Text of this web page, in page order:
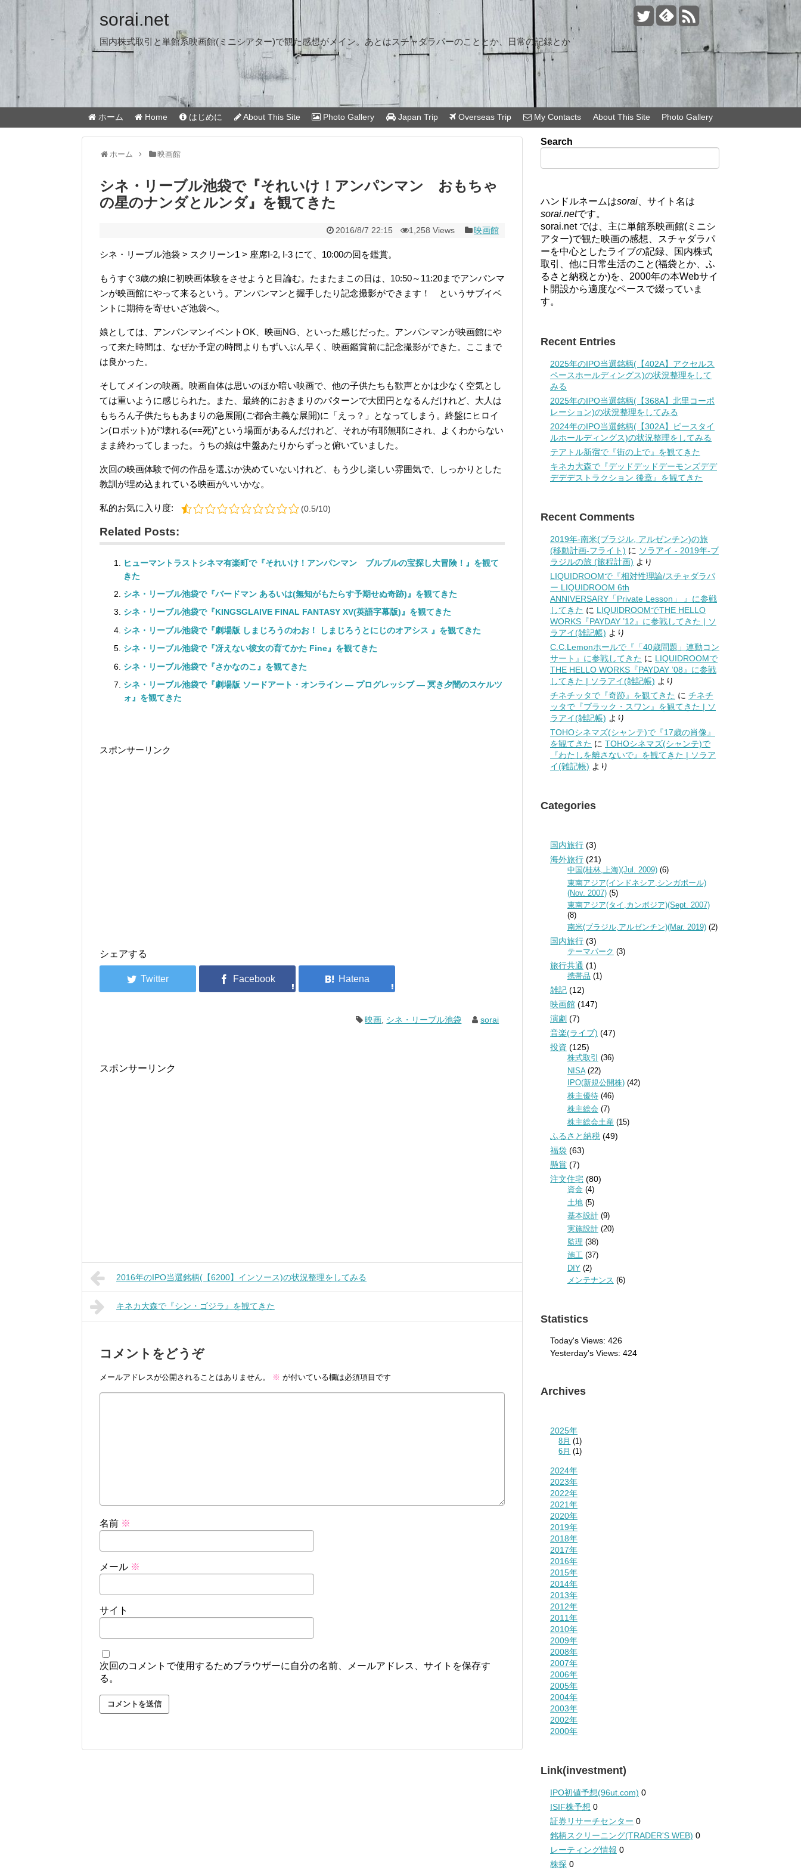
sorai.net
国内株式取引と単館系映画館(ミニシアター)で観た感想がメイン。あとはスチャダラパーのこととか、日常の記録とか
ホーム Home はじめに About This Site Photo Gallery Japan Trip Overseas Trip My Contacts About This Site Photo Gallery
ホーム 映画館
シネ・リーブル池袋で『それいけ！アンパンマン おもちゃ
の星のナンダとルンダ』を観てきた
2016/8/7 22:15 1,258 Views 映画館
シネ・リーブル池袋 > スクリーン1 > 座席I-2, I-3 にて、10:00の回を鑑賞。
もうすぐ3歳の娘に初映画体験をさせようと目論む。たまたまこの日は、10:50～11:20までアンパンマ
ンが映画館にやって来るという。アンパンマンと握手したり記念撮影ができます！ というサブイベ
ントに期待を寄せいざ池袋へ。
娘としては、アンパンマンイベントOK、映画NG、といった感じだった。アンパンマンが映画館にや
って来た時間は、なぜか予定の時間よりもずいぶん早く、映画鑑賞前に記念撮影ができた。ここまで
は良かった。
そしてメインの映画。映画自体は思いのほか暗い映画で、他の子供たちも歓声とかは少なく空気とし
ては重いように感じられた。また、最終的におきまりのパターンで大団円となるんだけれど、大人は
もちろん子供たちもあまりの急展開(ご都合主義な展開)に「えっ？」となってしまう。終盤にヒロイ
ン(ロボット)が”壊れる(==死)”という場面があるんだけれど、それが有耶無耶にされ、よくわからない
まま終わってしまった。うちの娘は中盤あたりからずっと俯いていました。
次回の映画体験で何の作品を選ぶか決めていないけれど、もう少し楽しい雰囲気で、しっかりとした
教訓が埋め込まれている映画がいいかな。
私的お気に入り度: (0.5/10)
Related Posts:
ヒューマントラストシネマ有楽町で『それいけ！アンパンマン ブルブルの宝探し大冒険！』を観て
きた
シネ・リーブル池袋で『バードマン あるいは(無知がもたらす予期せぬ奇跡)』を観てきた
シネ・リーブル池袋で『KINGSGLAIVE FINAL FANTASY XV(英語字幕版)』を観てきた
シネ・リーブル池袋で『劇場版 しまじろうのわお！ しまじろうとにじのオアシス 』を観てきた
シネ・リーブル池袋で『冴えない彼女の育てかた Fine』を観てきた
シネ・リーブル池袋で『さかなのこ』を観てきた
シネ・リーブル池袋で『劇場版 ソードアート・オンライン ― プログレッシブ ― 冥き夕闇のスケルツ
ォ』を観てきた
スポンサーリンク
シェアする
映画 シネ・リーブル池袋 sorai
スポンサーリンク
2016年のIPO当選銘柄(【6200】インソース)の状況整理をしてみる
キネカ大森で『シン・ゴジラ』を観てきた
コメントをどうぞ
メールアドレスが公開されることはありません。 ※ が付いている欄は必須項目です
名前 ※
メール ※
サイト
次回のコメントで使用するためブラウザーに自分の名前、メールアドレス、サイトを保存す
る。
Search
ハンドルネームはsorai 、サイト名は
sorai.netです。
sorai.net では、主に単館系映画館(ミニシ
アター)で観た映画の感想、スチャダラパ
ーを中心としたライブの記録、国内株式
取引、他に日常生活のこと(福袋とか、ふ
るさと納税とか)を、2000年の本Webサイ
ト開設から適度なペースで綴っていま
す。
Recent Entries
2025年のIPO当選銘柄(【402A】アクセルス
ペースホールディングス)の状況整理をして
みる
2025年のIPO当選銘柄(【368A】北里コーポ
レーション)の状況整理をしてみる
2024年のIPO当選銘柄(【302A】ビースタイ
ルホールディングス)の状況整理をしてみる
テアトル新宿で『街の上で』を観てきた
キネカ大森で『デッドデッドデーモンズデデ
デデデストラクション 後章』を観てきた
Recent Comments
2019年-南米(ブラジル, アルゼンチン)の旅
(移動計画-フライト) に ソラアイ - 2019年-ブ
ラジルの旅 (旅程計画) より
LIQUIDROOMで『相対性理論/スチャダラパ
ー LIQUIDROOM 6th
ANNIVERSARY「Private Lesson」 』に参戦
してきた に LIQUIDROOMでTHE HELLO
WORKS『PAYDAY ’12』に参戦してきた | ソ
ラアイ(雑記帳) より
C.C.Lemonホールで『「40歳問題」連動コン
サート』に参戦してきた に LIQUIDROOMで
THE HELLO WORKS『PAYDAY ’08』に参戦
してきた | ソラアイ(雑記帳) より
チネチッタで『奇跡』を観てきた に チネチ
ッタで『ブラック・スワン』を観てきた | ソ
ラアイ(雑記帳) より
TOHOシネマズ(シャンテ)で『17歳の肖像』
を観てきた に TOHOシネマズ(シャンテ)で
『わたしを離さないで』を観てきた | ソラア
イ(雑記帳) より
Categories
国内旅行 (3)
海外旅行 (21)
中国(桂林,上海)(Jul. 2009)(6)
東南アジア(インドネシア,シンガポール)
(Nov. 2007)(5)
東南アジア(タイ,カンボジア)(Sept. 2007)
(8)
南米(ブラジル,アルゼンチン)(Mar. 2019)(2)
国内旅行 (3)
テーマパーク (3)
旅行共通 (1)
携帯品 (1)
雑記 (12)
映画館 (147)
演劇 (7)
音楽(ライブ) (47)
投資 (125)
株式取引
(36)
NISA(22)
IPO(新規公開株)(42)
株主優待(46)
株主総会 (7)
株主総会土産 (15)
ふるさと納税 (49)
福袋 (63)
懸賞 (7)
注文住宅 (80)
資金(4)
土地(5)
基本設計(9)
実施設計(20)
監理 (38)
施工(37)
DIY(2)
メンテナンス (6)
Statistics
Today's Views: 426
Yesterday's Views: 424
Archives
2025年
8月 (1)
6月 (1)
2024年
2023年
2022年
2021年
2020年
2019年
2018年
2017年
2016年
2015年
2014年
2013年
2012年
2011年
2010年
2009年
2008年
2007年
2006年
2005年
2004年
2003年
2002年
2000年
Link(investment)
IPO初値予想(96ut.com) 0
ISIF株予想 0
証券リサーチセンター 0
銘柄スクリーニング(TRADER'S WEB) 0
レーティング情報 0
株探 0